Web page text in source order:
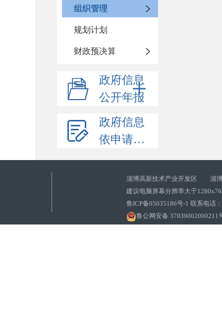
组织管理
规划计划
财政预决算
政府信息
公开年报
政府信息
依申请公开
淄博高新技术产业开发区 淄博
建议电脑屏幕分辨率大于
鲁ICP备05035186号-1 联系电话
鲁公网安备 37039002000211